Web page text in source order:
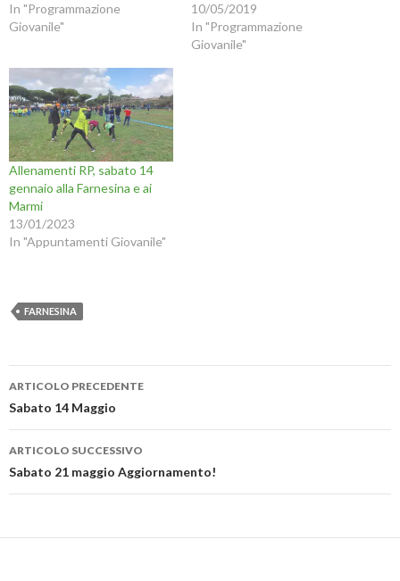
In "Programmazione
Giovanile"
10/05/2019
In "Programmazione
Giovanile"
Allenamenti RP, sabato 14
gennaio alla Farnesina e ai
Marmi
13/01/2023
In "Appuntamenti Giovanile"
FARNESINA
Navigazione
articolo
ARTICOLO PRECEDENTE
Sabato 14 Maggio
ARTICOLO SUCCESSIVO
Sabato 21 maggio Aggiornamento!